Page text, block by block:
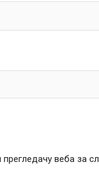
веба за